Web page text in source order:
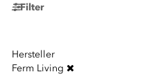
Filter
Hersteller
Ferm Living